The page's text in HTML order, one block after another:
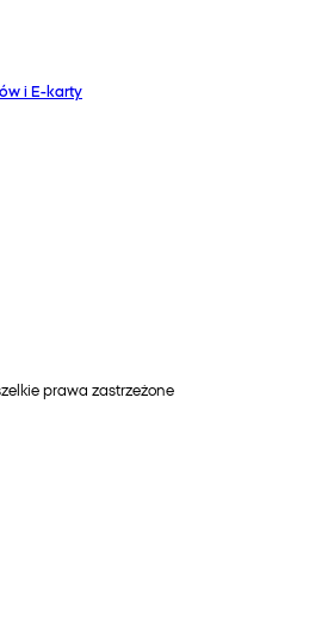
i E-karty
prawa zastrzeżone